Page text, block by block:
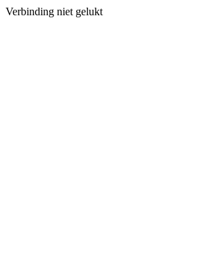
Verbinding niet gelukt